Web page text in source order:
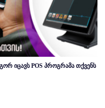
იცავს POS პროგრამა თქვენს